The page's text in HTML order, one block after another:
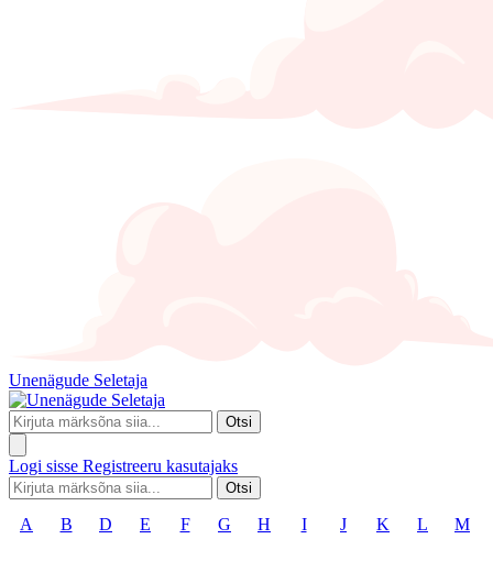
Unenägude Seletaja
Otsi
Logi sisse Registreeru kasutajaks
Otsi
A B D E F G H I J K L M